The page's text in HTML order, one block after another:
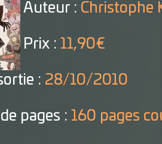
Auteur : Christophe
Prix : 11,90€
: 28/10/2010
pages : 160 pages